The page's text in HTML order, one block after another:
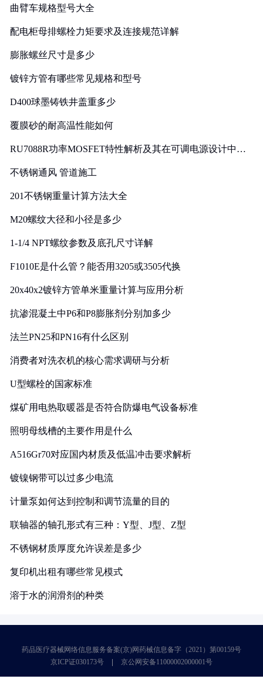
曲臂车规格型号大全
配电柜母排螺栓力矩要求及连接规范详解
膨胀螺丝尺寸是多少
镀锌方管有哪些常见规格和型号
D400球墨铸铁井盖重多少
覆膜砂的耐高温性能如何
RU7088R功率MOSFET特性解析及其在可调电源设计中的
不锈钢通风 管道施工
201不锈钢重量计算方法大全
M20螺纹大径和小径是多少
1-1/4 NPT螺纹参数及底孔尺寸详解
F1010E是什么管？能否用3205或3505代换
20x40x2镀锌方管单米重量计算与应用分析
抗渗混凝土中P6和P8膨胀剂分别加多少
法兰PN25和PN16有什么区别
消费者对洗衣机的核心需求调研与分析
U型螺栓的国家标准
煤矿用电热取暖器是否符合防爆电气设备标准
照明母线槽的主要作用是什么
A516Gr70对应国内材质及低温冲击要求解析
镀镍钢带可以过多少电流
计量泵如何达到控制和调节流量的目的
联轴器的轴孔形式有三种：Y型、J型、Z型
不锈钢材质厚度允许误差是多少
复印机出租有哪些常见模式
溶于水的润滑剂的种类
药品医疗器械网络信息服务备案(京)网药械信息备字（2021）第00159号
京ICP证030173号
京公网安备11000002000001号